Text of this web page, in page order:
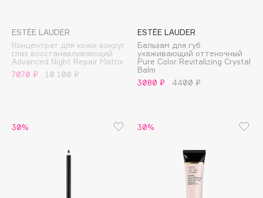
beautyblender
Bebble
Beverly Hills Polo Club
Biodance
Biorepair
ESTÉE LAUDER
Концентрат для кожи вокруг
глаз восстанавливающий
Advanced Night Repair Matrix
7070 ₽
10 100 ₽
ESTÉE LAUDER
Бальзам для губ
ухаживающий оттеночный
Pure Color Revitalizing Crystal
Balm
3080 ₽
4400 ₽
30% 30%